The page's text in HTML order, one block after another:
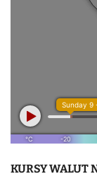
KURSY WALUT